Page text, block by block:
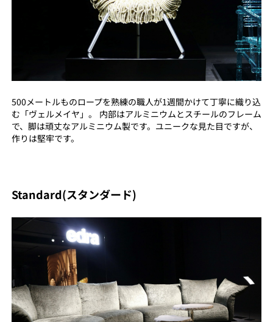
500メートルものロープを熟練の職人が1週間かけて丁寧に織り込
む「ヴェルメイヤ」。 内部はアルミニウムとスチールのフレーム
で、脚は頑丈なアルミニウム製です。ユニークな見た目ですが、
作りは堅牢です。
Standard(スタンダード)